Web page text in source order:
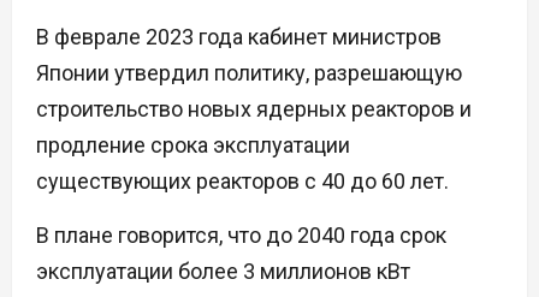
В феврале 2023 года кабинет министров
Японии утвердил политику, разрешающую
строительство новых ядерных реакторов и
продление срока эксплуатации
существующих реакторов с 40 до 60 лет.
В плане говорится, что до 2040 года срок
эксплуатации более 3 миллионов кВт